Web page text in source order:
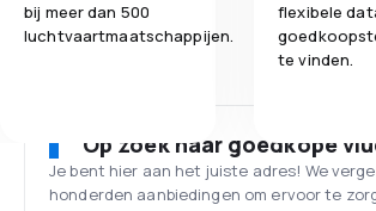
bij meer dan 500
luchtvaartmaatschappijen.
flexibele
te vinden.
Op zoek naar goedkope
Je bent hier aan het juiste adres! We
honderden aanbiedingen om ervoor te